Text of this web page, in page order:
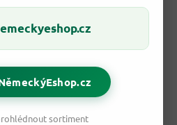
Chci si jen prohlédnout sortiment